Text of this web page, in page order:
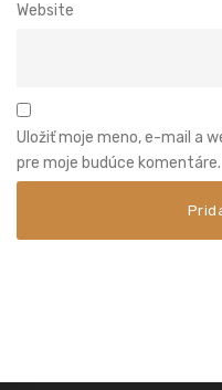
Website
Uložiť moje meno, e-mail a
pre moje budúce komentáre.